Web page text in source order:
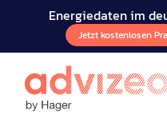
Energiedaten im
Jetzt kostenlosen